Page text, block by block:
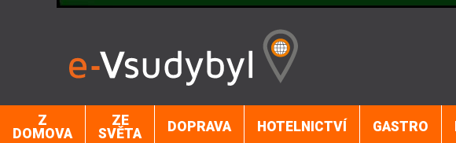
Z
DOMOVA
ZE
SVĚTA
DOPRAVA HOTELNICTVÍ GASTRO